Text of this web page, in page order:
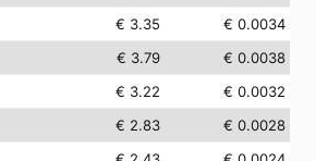
€ 3.35
€ 0.0034
€ 3.79
€ 0.0038
€ 3.22
€ 0.0032
€ 2.83
€ 0.0028